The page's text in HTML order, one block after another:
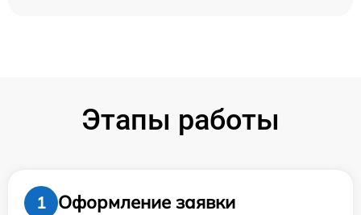
Этапы работы
1
Оформление заявки